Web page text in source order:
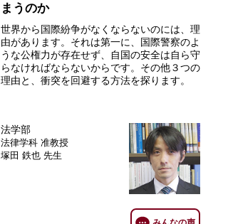
まうのか
世界から国際紛争がなくならないのには、理
由があります。それは第一に、国際警察のよ
うな公権力が存在せず、自国の安全は自ら守
らなければならないからです。その他３つの
理由と、衝突を回避する方法を探ります。
法学部
法律学科 准教授
塚田 鉄也 先生